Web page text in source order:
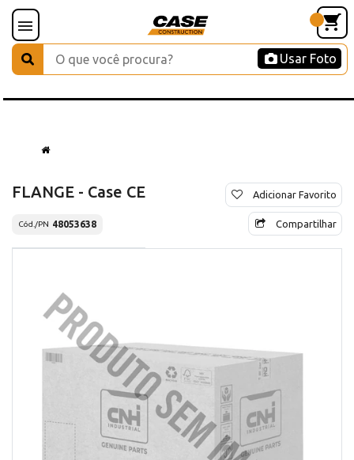
Usar Foto
FLANGE - Case CE
Cód./PN 48053638
Adicionar Favorito
Compartilhar